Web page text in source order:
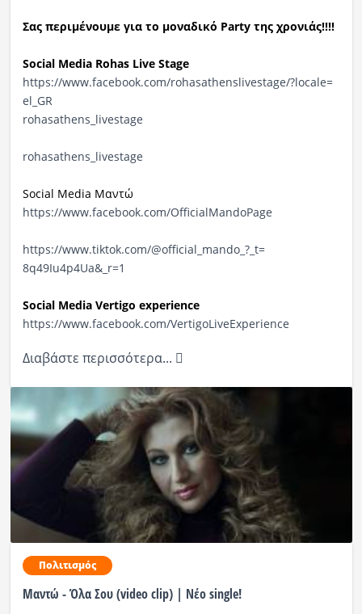
Σας περιμένουμε για το μοναδικό Party της χρονιάς!!!!
Social Media Rohas Live Stage
https://www.facebook.com/rohasathenslivestage/?locale=
el_GR
rohasathens_livestage
rohasathens_livestage
Social Media Μαντώ
https://www.facebook.com/OfficialMandoPage
https://www.tiktok.com/@official_mando_?_t=
8q49Iu4p4Ua&_r=1
Social Media Vertigo experience
https://www.facebook.com/VertigoLiveExperience
Διαβάστε περισσότερα...
Πολιτισμός
Μαντώ - Όλα Σου (video clip) | Nέο single!